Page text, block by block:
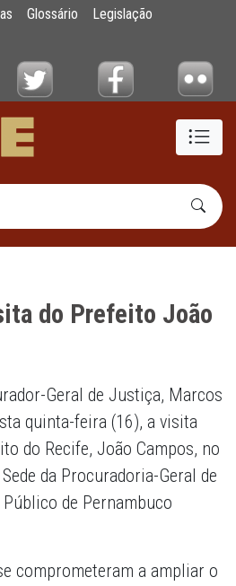
Prefeito João Campos
Glossário
Legislação
do Prefeito João
Geral de Justiça, Marcos
quinta-feira (16), a visita
do Recife, João Campos, no
da Procuradoria-Geral de
de Pernambuco
comprometeram a ampliar o